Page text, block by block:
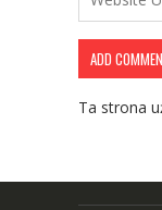
Ta strona